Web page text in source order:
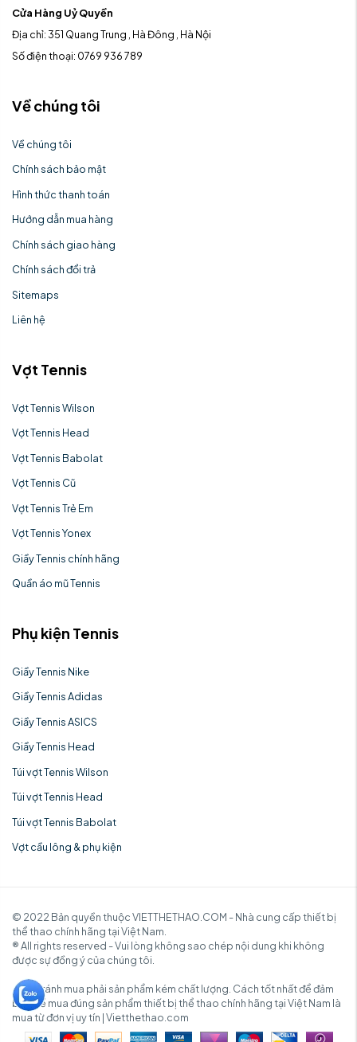
Cửa Hàng Uỷ Quyền
Địa chỉ: 351 Quang Trung , Hà Đông , Hà Nội
Số điện thoại: 0769 936 789
Về chúng tôi
Về chúng tôi
Chính sách bảo mật
Hình thức thanh toán
Hướng dẫn mua hàng
Chính sách giao hàng
Chính sách đổi trả
Sitemaps
Liên hệ
Vợt Tennis
Vợt Tennis Wilson
Vợt Tennis Head
Vợt Tennis Babolat
Vợt Tennis Cũ
Vợt Tennis Trẻ Em
Vợt Tennis Yonex
Giầy Tennis chính hãng
Quần áo mũ Tennis
Phụ kiện Tennis
Giầy Tennis Nike
Giầy Tennis Adidas
Giầy Tennis ASICS
Giầy Tennis Head
Túi vợt Tennis Wilson
Túi vợt Tennis Head
Túi vợt Tennis Babolat
Vợt cầu lông & phụ kiện
© 2022 Bản quyền thuộc VIETTHETHAO.COM - Nhà cung cấp thiết bị
thể thao chính hãng tại Việt Nam.
® All rights reserved - Vui lòng không sao chép nội dung khi không
được sự đồng ý của chúng tôi.
✓ Để tránh mua phải sản phẩm kém chất lượng. Cách tốt nhất để đảm
bảo để mua đúng sản phẩm thiết bị thể thao chính hãng tại Việt Nam là
mua từ đơn vị uy tín | Vietthethao.com